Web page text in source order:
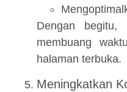
Dengan begitu,
membuang
halaman terbuka.
Meningkatkan